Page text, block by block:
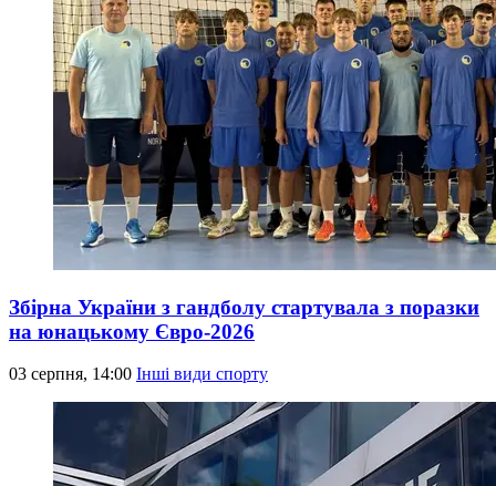
Збірна України з гандболу стартувала з поразки
на юнацькому Євро-2026
03 серпня, 14:00 Інші види спорту